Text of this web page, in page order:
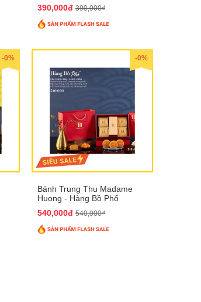
390,000đ 390,000₫
-0% -0%
Bánh Trung Thu Madame
Huong - Hàng Bồ Phố
540,000đ 540,000₫